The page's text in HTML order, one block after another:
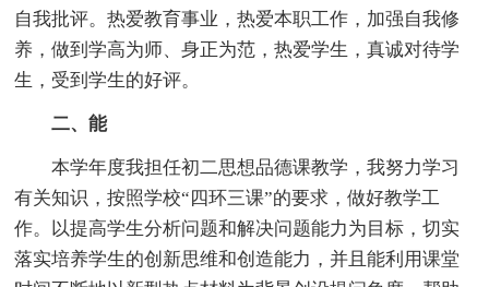
自我批评。热爱教育事业，热爱本职工作，加强自我修
养，做到学高为师、身正为范，热爱学生，真诚对待学
生，受到学生的好评。
二、能
本学年度我担任初二思想品德课教学，我努力学习
有关知识，按照学校“四环三课”的要求，做好教学工
作。以提高学生分析问题和解决问题能力为目标，切实
落实培养学生的创新思维和创造能力，并且能利用课堂